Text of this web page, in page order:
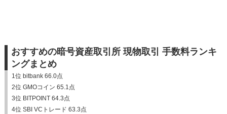
おすすめの暗号資産取引所 現物取引 手数料ランキ
ングまとめ
1位 bitbank 66.0点
2位 GMOコイン 65.1点
3位 BITPOINT 64.3点
4位 SBI VCトレード 63.3点